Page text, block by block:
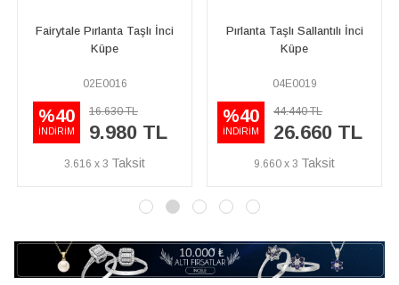
İnci
Pırlanta Taşlı Sallantılı İnci
%40
İNDİRİM 26.660 TL
9.660 x 3
Pırlanta ve İnci Taşlı
%40
İNDİRİM
11.551 x 3